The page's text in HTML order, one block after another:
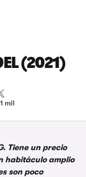
(2021)
mil
Tiene un precio
habitáculo amplio
son poco